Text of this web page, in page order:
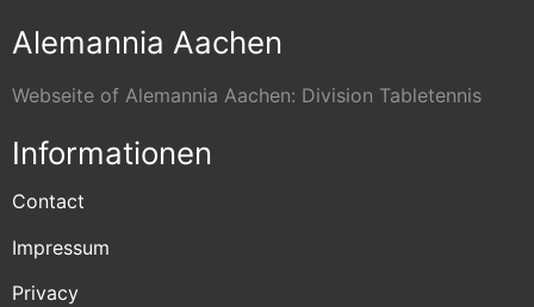
Alemannia Aachen
Webseite of Alemannia Aachen: Division Tabletennis
Informationen
Contact
Impressum
Privacy